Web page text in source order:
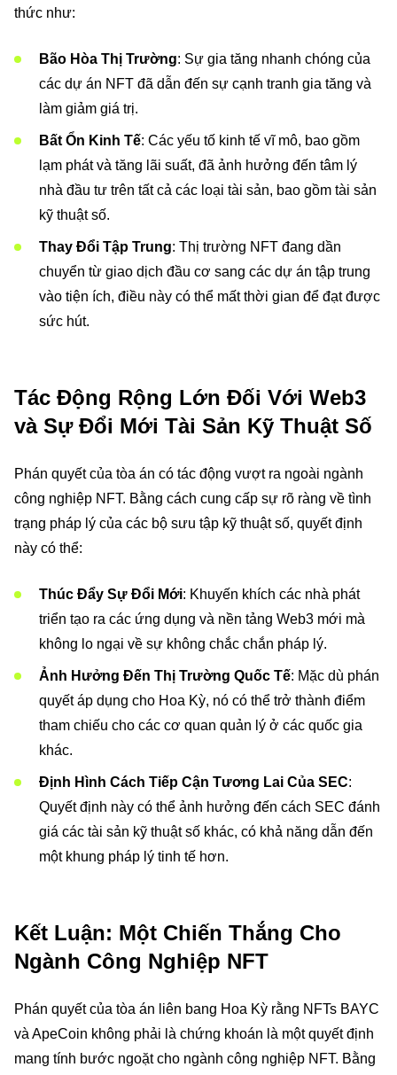
thức như:
Bão Hòa Thị Trường: Sự gia tăng nhanh chóng của
các dự án NFT đã dẫn đến sự cạnh tranh gia tăng và
làm giảm giá trị.
Bất Ổn Kinh Tế: Các yếu tố kinh tế vĩ mô, bao gồm
lạm phát và tăng lãi suất, đã ảnh hưởng đến tâm lý
nhà đầu tư trên tất cả các loại tài sản, bao gồm tài sản
kỹ thuật số.
Thay Đổi Tập Trung: Thị trường NFT đang dần
chuyển từ giao dịch đầu cơ sang các dự án tập trung
vào tiện ích, điều này có thể mất thời gian để đạt được
sức hút.
Tác Động Rộng Lớn Đối Với Web3
và Sự Đổi Mới Tài Sản Kỹ Thuật Số
Phán quyết của tòa án có tác động vượt ra ngoài ngành
công nghiệp NFT. Bằng cách cung cấp sự rõ ràng về tình
trạng pháp lý của các bộ sưu tập kỹ thuật số, quyết định
này có thể:
Thúc Đẩy Sự Đổi Mới: Khuyến khích các nhà phát
triển tạo ra các ứng dụng và nền tảng Web3 mới mà
không lo ngại về sự không chắc chắn pháp lý.
Ảnh Hưởng Đến Thị Trường Quốc Tế: Mặc dù phán
quyết áp dụng cho Hoa Kỳ, nó có thể trở thành điểm
tham chiếu cho các cơ quan quản lý ở các quốc gia
khác.
Định Hình Cách Tiếp Cận Tương Lai Của SEC:
Quyết định này có thể ảnh hưởng đến cách SEC đánh
giá các tài sản kỹ thuật số khác, có khả năng dẫn đến
một khung pháp lý tinh tế hơn.
Kết Luận: Một Chiến Thắng Cho
Ngành Công Nghiệp NFT
Phán quyết của tòa án liên bang Hoa Kỳ rằng NFTs BAYC
và ApeCoin không phải là chứng khoán là một quyết định
mang tính bước ngoặt cho ngành công nghiệp NFT. Bằng